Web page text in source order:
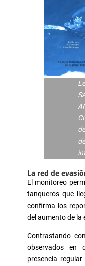
La red de
El monitoreo
tanqueros que
confirma los
del aumento de la
Contrastando
observados en
presencia